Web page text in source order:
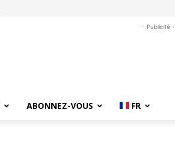
- Publicité -
ABONNEZ-VOUS FR